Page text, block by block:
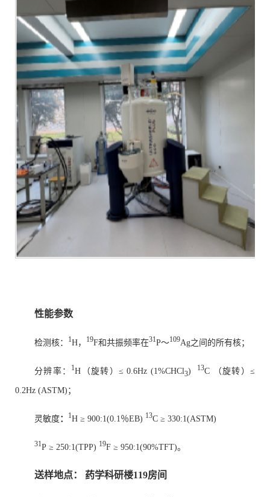
性能参数
检测核： 1H， 19F和共振频率在31P～109Ag之间的所有核；
分辨率 ： 1H（旋转）≤ 0.6Hz (1%CHCl3) 13C （旋转）≤
0.2Hz (ASTM)；
灵敏度： 1H ≥ 900:1(0.1％EB) 13C ≥ 330:1(ASTM)
31P ≥ 250:1(TPP) 19F ≥ 950:1(90%TFT)。
送样地点： 药学科研楼119房间